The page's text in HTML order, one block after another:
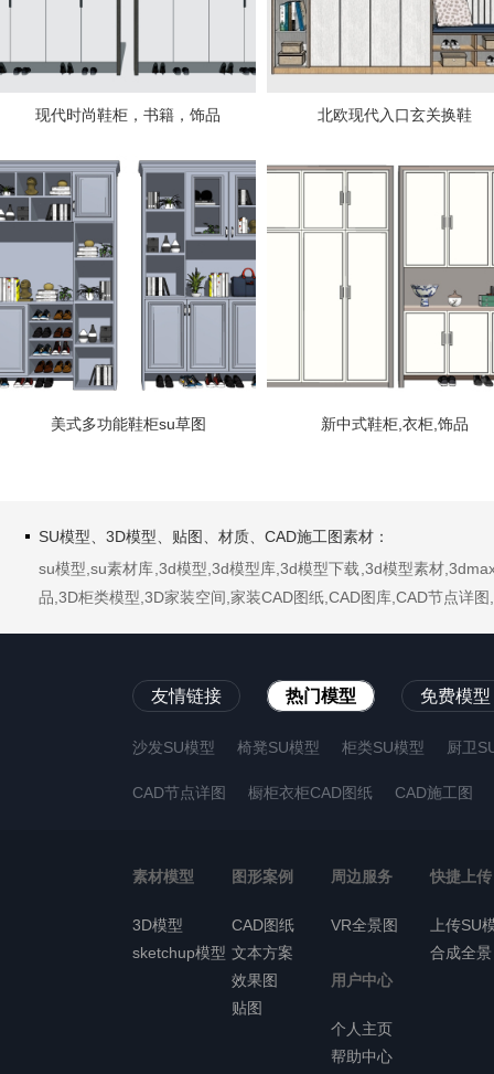
现代时尚鞋柜，书籍，饰品 北欧现代入口玄关换鞋
美式多功能鞋柜su草图 新中式鞋柜,衣柜,饰品
SU模型、3D模型、贴图、材质、CAD施工图素材：
su模型,su素材库,3d模型,3d模型库,3d模型下载,3d模型素材
品,3D柜类模型,3D家装空间,家装CAD图纸,CAD图库,CAD节点详
友情链接 热门模型 免费模型
沙发SU模型 椅凳SU模型 柜类SU模型 厨卫
CAD节点详图 橱柜衣柜CAD图纸 CAD施工图
素材模型
3D模型
sketchup模型
图形案例
CAD图纸
文本方案
效果图
贴图
周边服务
VR全景图
快捷上传
上传SU
合成全景
用户中心
个人主页
帮助中心